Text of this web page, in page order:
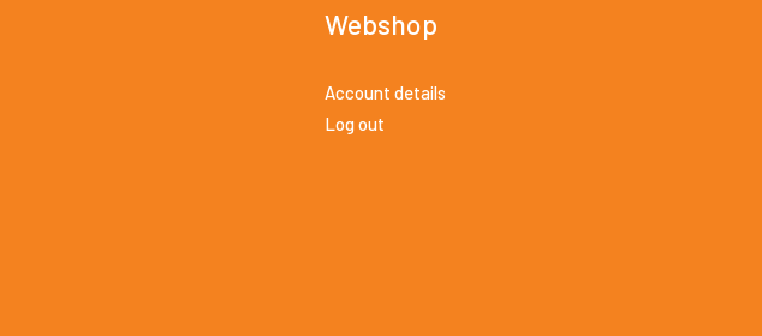
Webshop
Account details
Log out